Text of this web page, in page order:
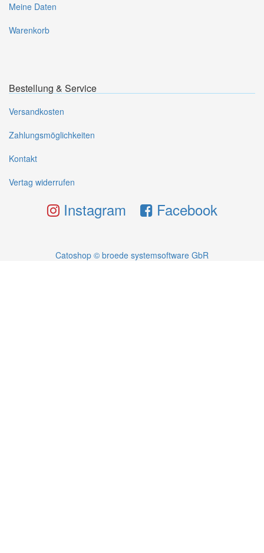
Meine Daten
Warenkorb
Bestellung & Service
Versandkosten
Zahlungsmöglichkeiten
Kontakt
Vertag widerrufen
Instagram Facebook
Catoshop © broede systemsoftware GbR